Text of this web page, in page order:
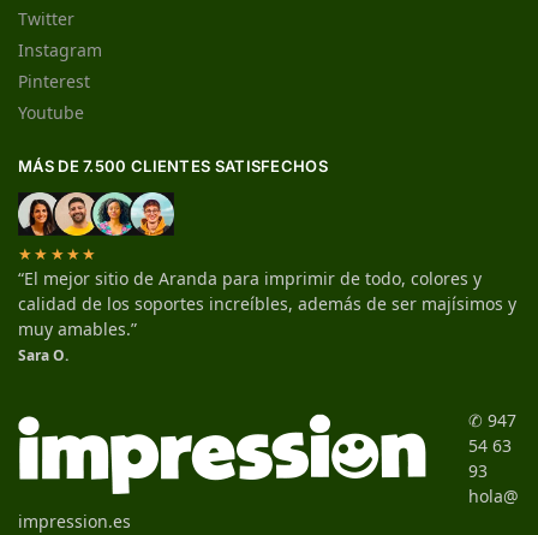
Twitter
Instagram
Pinterest
Youtube
MÁS DE 7.500 CLIENTES SATISFECHOS
★★★★★
“El mejor sitio de Aranda para imprimir de todo, colores y
calidad de los soportes increíbles, además de ser majísimos y
muy amables.”
Sara O.
✆ 947
54 63
93
hola@
impression.es